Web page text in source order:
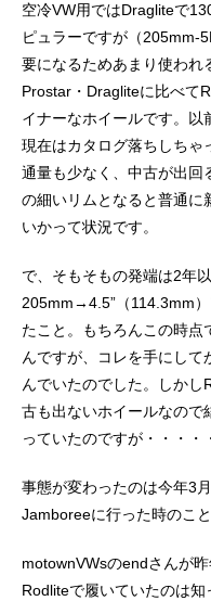
空冷VW用ではDragliteで
ピュラーですが（205mm-
要になるためあまり使われ
Prostar・Dragliteに比べて
イナーなホイールです。以
現在はカタログ落ちしちゃ
通量も少なく、中古が出回
の細いリムとなると普通に
いかって状況です。
で、そもそもの発端は2年
205mm→4.5”（114.3mm
たこと。もちろんこの時点
んですが、コレを手にし
んでいたのでした。しかし
古も出ないホイールなので
っていたのですが・・・・
事態が変わったのは今年3
Jamboreeに行った時のこと
motownVWsのendさんが
Rodliteで履いていたのは